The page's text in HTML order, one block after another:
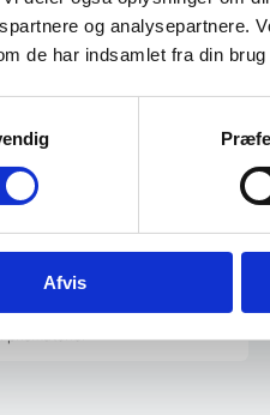
og analysepartnere.
de har indsamlet fra din
Afvis
– Hendi
termometer fra Hendi. Præcis
til at sigte.Låse-funktion til…
DKK
prismatcher